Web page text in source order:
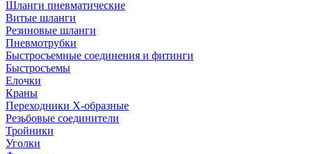
Шланги пневматические
Витые шланги
Резиновые шланги
Пневмотрубки
Быстросъемные соединения и фитинги
Быстросъемы
Елочки
Краны
Переходники Х-образные
Резьбовые соединители
Тройники
Уголки